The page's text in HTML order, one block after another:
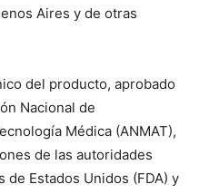
Aires y de otras
del producto, aprobado
Nacional de
Médica (ANMAT),
de las autoridades
Estados Unidos (FDA) y